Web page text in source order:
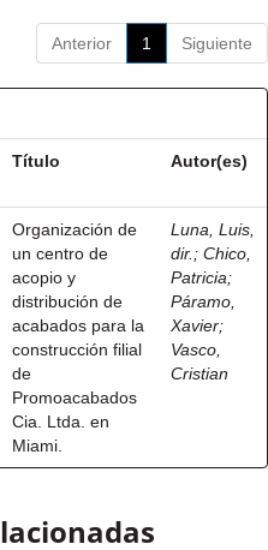
Anterior 1 Siguiente
Título Autor(es)
Organización de
un centro de
acopio y
distribución de
acabados para la
construcción filial
de
Promoacabados
Cia. Ltda. en
Miami.
Luna, Luis,
dir. ; Chico,
Patricia;
Páramo,
Xavier;
Vasco,
Cristian